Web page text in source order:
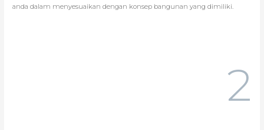
anda dalam menyesuaikan dengan konsep bangunan yang dimiliki.
2